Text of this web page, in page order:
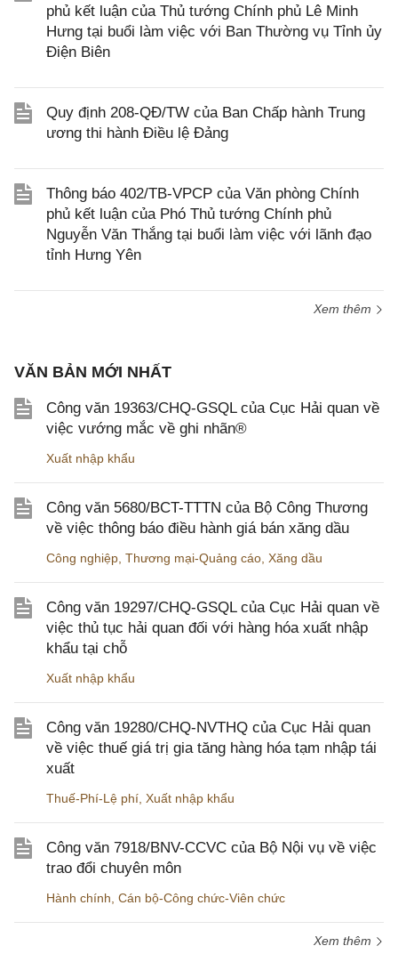
phủ kết luận của Thủ tướng Chính phủ Lê Minh
Hưng tại buổi làm việc với Ban Thường vụ Tỉnh ủy
Điện Biên
Quy định 208-QĐ/TW của Ban Chấp hành Trung
ương thi hành Điều lệ Đảng
Thông báo 402/TB-VPCP của Văn phòng Chính
phủ kết luận của Phó Thủ tướng Chính phủ
Nguyễn Văn Thắng tại buổi làm việc với lãnh đạo
tỉnh Hưng Yên
Xem thêm
VĂN BẢN MỚI NHẤT
Công văn 19363/CHQ-GSQL của Cục Hải quan về
việc vướng mắc về ghi nhãn®
Xuất nhập khẩu
Công văn 5680/BCT-TTTN của Bộ Công Thương
về việc thông báo điều hành giá bán xăng dầu
Công nghiệp Thương mại-Quảng cáo Xăng dầu
Công văn 19297/CHQ-GSQL của Cục Hải quan về
việc thủ tục hải quan đối với hàng hóa xuất nhập
khẩu tại chỗ
Xuất nhập khẩu
Công văn 19280/CHQ-NVTHQ của Cục Hải quan
về việc thuế giá trị gia tăng hàng hóa tạm nhập tái
xuất
Thuế-Phí-Lệ phí Xuất nhập khẩu
Công văn 7918/BNV-CCVC của Bộ Nội vụ về việc
trao đổi chuyên môn
Hành chính Cán bộ-Công chức-Viên chức
Xem thêm